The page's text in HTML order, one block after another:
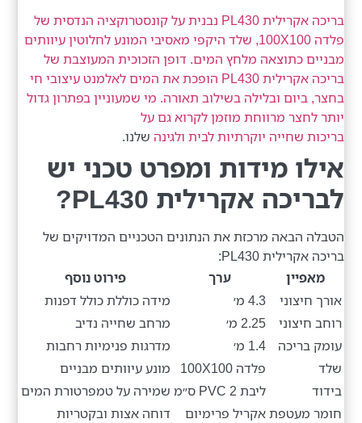
בריכה אקרילית PL430 נבנית על קונסטרוקציה הנדסית של
פלדה 100X100, שלד היקפי מאסיבי המונע לחלוטין עיוותים
מבניים כתוצאה מלחץ המים. דופן הזכוכית המעוצבת של
בריכה אקרילית PL430 הופכת את המים לאלמנט עיצובי חי
בחצר, ביום ובלילה בשילוב תאורה. מי שמעוניין בפתרון גדול
יותר לחצר מרווחת מוזמן לקרוא גם על
בריכות שחייה יוקרתיות לבית ולגינה שלנו.
אילו מידות ומפרט טכני יש
לבריכה אקרילית PL430?
הטבלה הבאה מרכזת את הנתונים הטכניים המדויקים של
בריכה אקרילית PL430:
מאפיין
ערך
פירוט נוסף
אורך חיצוני
4.3 מ׳
מידה כוללת כולל דפנות
רוחב חיצוני
2.25 מ׳
מרחב שחייה נדיב
עומק בריכה
1.4 מ׳
מדרגות פנימיות רחבות
שלד
פלדה 100X100
מונע עיוותים מבניים
בידוד
ליבת PVC 2 ס״מ
שמירה על טמפרטורת המים
חומר מעטפתאקריל פרימיום דוחה אצות ובקטריות